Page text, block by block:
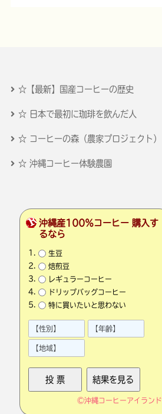
☆【最新】国産コーヒーの歴史
☆ 日本で最初に珈琲を飲んだ人
☆ コーヒーの森（農家プロジェクト）
☆ 沖縄コーヒー体験農園
沖縄産100％コーヒー 購入す
るなら
生豆
焙煎豆
レギュラーコーヒー
ドリップバッグコーヒー
特に買いたいと思わない
©沖縄コーヒーアイランド